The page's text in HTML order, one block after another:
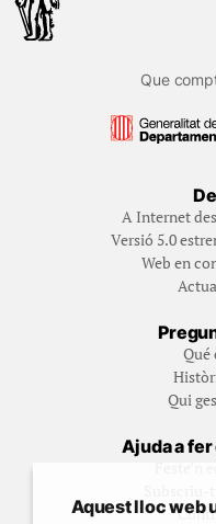
Que
A Internet
Versió 5.0
Web en
Qué
Qui
Ajuda a
Aquest lloc web